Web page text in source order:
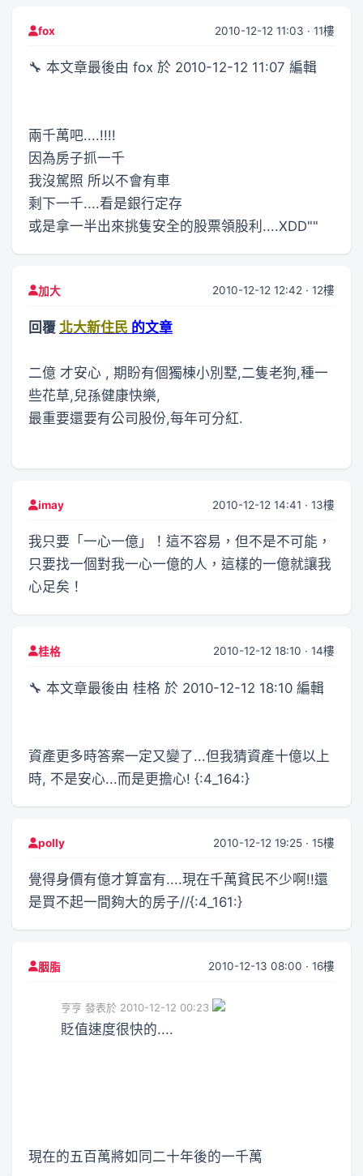
fox 2010-12-12 11:03 · 11樓
🔧 本文章最後由 fox 於 2010-12-12 11:07 編輯
兩千萬吧....!!!!
因為房子抓一千
我沒駕照 所以不會有車
剩下一千....看是銀行定存
或是拿一半出來挑隻安全的股票領股利....XDD""
加大 2010-12-12 12:42 · 12樓
回覆 北大新住民 的文章
二億 才安心 , 期盼有個獨棟小別墅,二隻老狗,種一
些花草,兒孫健康快樂,
最重要還要有公司股份,每年可分紅.
imay 2010-12-12 14:41 · 13樓
我只要「一心一億」！這不容易，但不是不可能，
只要找一個對我一心一億的人，這樣的一億就讓我
心足矣！
桂格 2010-12-12 18:10 · 14樓
🔧 本文章最後由 桂格 於 2010-12-12 18:10 編輯
資產更多時答案一定又變了...但我猜資產十億以上
時, 不是安心...而是更擔心! {:4_164:}
polly 2010-12-12 19:25 · 15樓
覺得身價有億才算富有....現在千萬貧民不少啊!!還
是買不起一間夠大的房子//{:4_161:}
胭脂 2010-12-13 08:00 · 16樓
亨亨 發表於 2010-12-12 00:23
貶值速度很快的....
現在的五百萬將如同二十年後的一千萬